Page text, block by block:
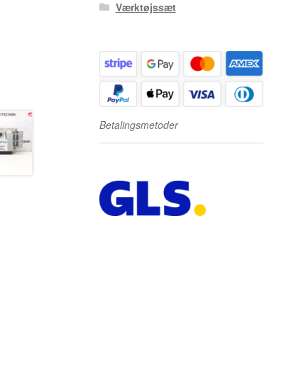
Værktøjssæt
Betalingsmetoder